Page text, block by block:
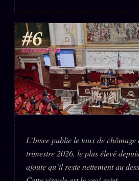
#6
DÉTONATION
L’Insee publie le taux de
trimestre 2026, le plus élevé
ajoute qu’il reste nettement au